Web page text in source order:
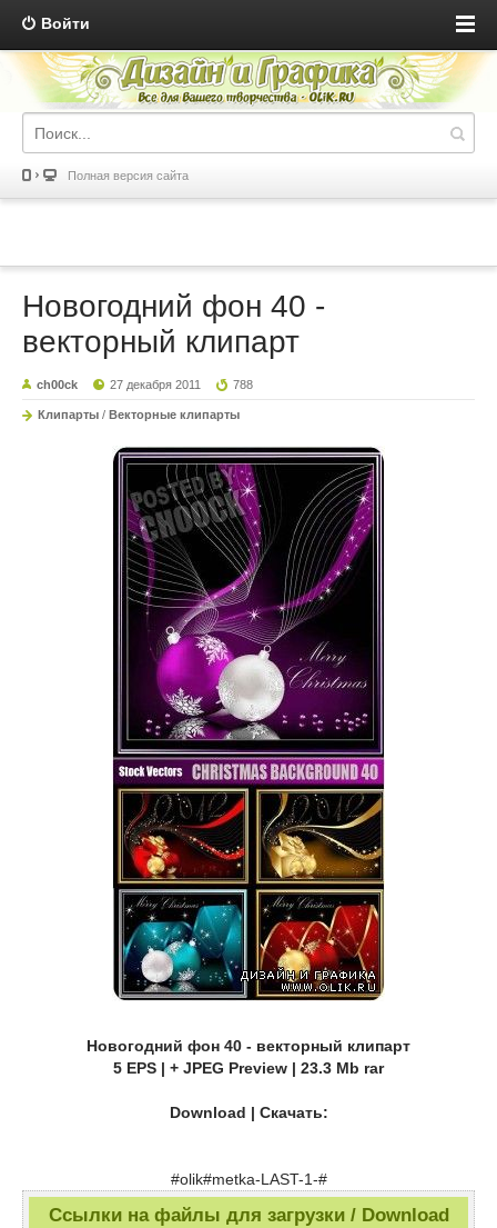
Войти
Полная версия сайта
Новогодний фон 40 -
векторный клипарт
ch00ck 27 декабря 2011 788
Клипарты / Векторные клипарты
Новогодний фон 40 - векторный клипарт
5 EPS | + JPEG Preview | 23.3 Mb rar
Download | Скачать:
#olik#metka-LAST-1-#
Ссылки на файлы для загрузки / Download